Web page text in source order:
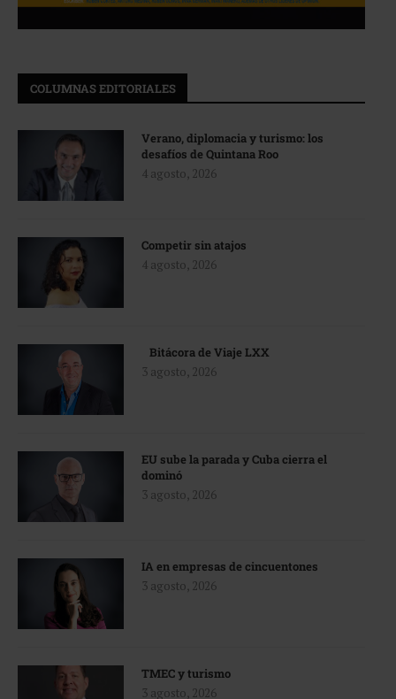
COLUMNAS EDITORIALES
Verano, diplomacia y turismo: los
desafíos de Quintana Roo
4 agosto, 2026
Competir sin atajos
4 agosto, 2026
Bitácora de Viaje LXX
3 agosto, 2026
EU sube la parada y Cuba cierra el
dominó
3 agosto, 2026
IA en empresas de cincuentones
3 agosto, 2026
TMEC y turismo
3 agosto, 2026